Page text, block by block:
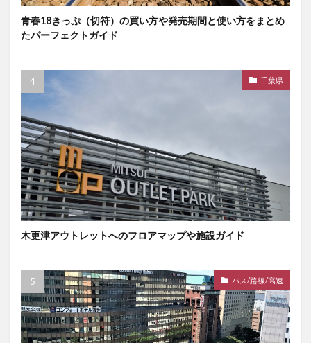
青春18きっぷ（切符）の買い方や発売期間と使い方をまとめ
たパーフェクトガイド
千葉県
木更津アウトレットへのフロアマップや施設ガイド
バス/路線/高速